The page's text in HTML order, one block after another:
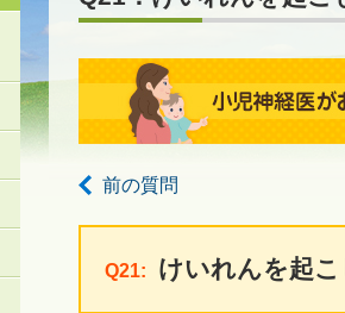
前の質問
Q21: けいれんを起